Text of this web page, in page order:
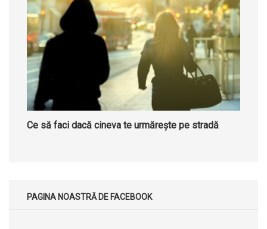
Ce să faci dacă cineva te urmărește pe stradă
PAGINA NOASTRĂ DE FACEBOOK